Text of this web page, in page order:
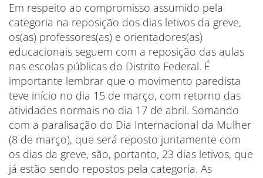
Em respeito ao compromisso assumido pela
categoria na reposição dos dias letivos da greve,
os(as) professores(as) e orientadores(as)
educacionais seguem com a reposição das aulas
nas escolas públicas do Distrito Federal. É
importante lembrar que o movimento paredista
teve início no dia 15 de março, com retorno das
atividades normais no dia 17 de abril. Somando
com a paralisação do Dia Internacional da Mulher
(8 de março), que será reposto juntamente com
os dias da greve, são, portanto, 23 dias letivos, que
já estão sendo repostos pela categoria. As